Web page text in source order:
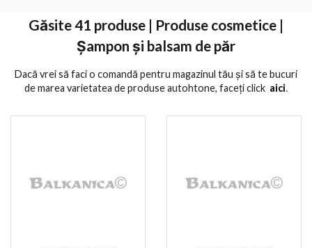
Găsite41 produse | Produse cosmetice |
Șampon și balsam de păr
Dacă vrei să faci o comandă pentru magazinul tău și să te bucuri
de marea varietatea de produse autohtone, faceți click aici․